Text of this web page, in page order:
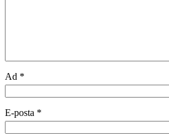
Ad *
E-posta *